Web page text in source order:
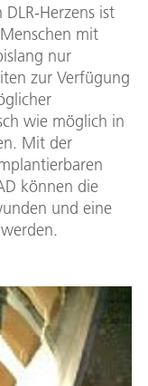
Herzens ist
mit
nur
zur Verfügung
wie möglich in
Mit der
können die
und eine